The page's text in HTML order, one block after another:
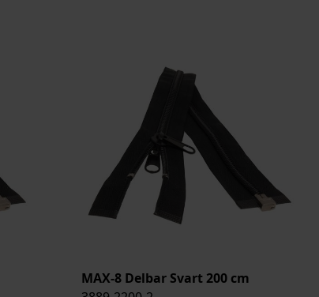
MAX-8 Delbar Svart 200 cm